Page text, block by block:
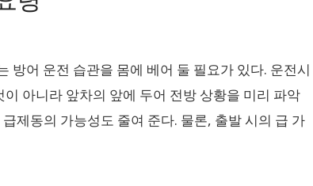
방어 운전 습관을 몸에 베어 둘 필요가 있다. 운전시
아니라 앞차의 앞에 두어 전방 상황을 미리 파악
제동의 가능성도 줄여 준다. 물론, 출발 시의 급 가